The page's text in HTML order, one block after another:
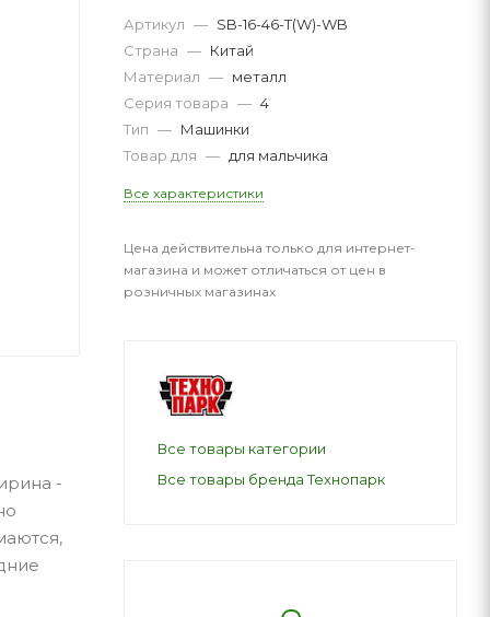
-
Артикул — SB-16-46-T(W)-WB
Страна — Китай
Материал — металл
Серия товара — 4
Тип — Машинки
Товар для — для мальчика
Все характеристики
Цена действительна только для интернет-
магазина и может отличаться от цен в
розничных магазинах
Все товары категории
Все товары бренда Технопарк